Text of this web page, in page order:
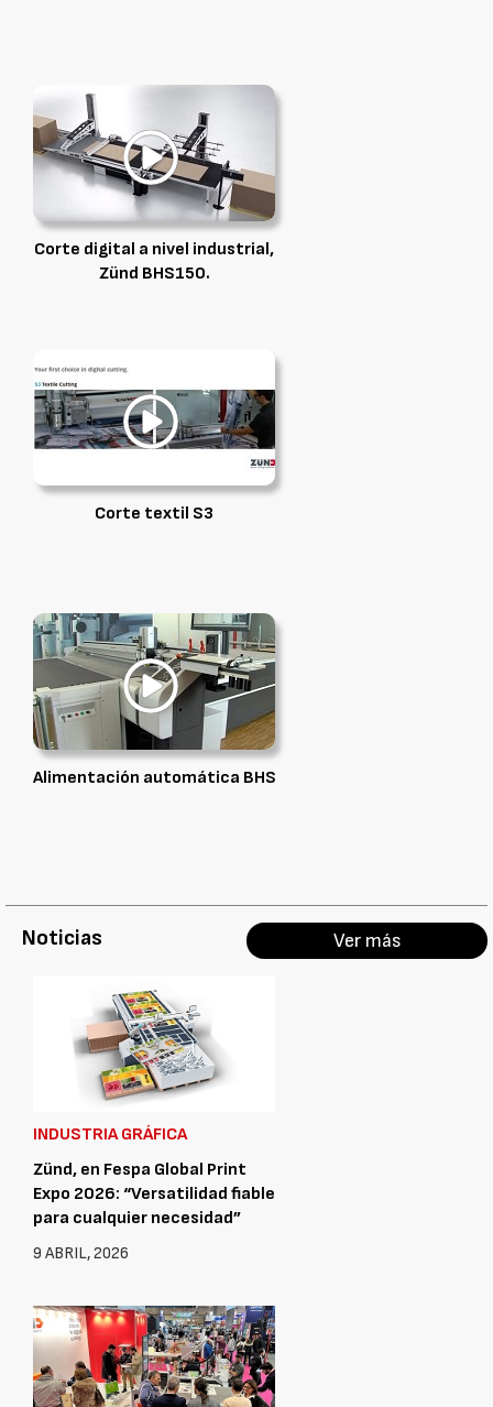
Corte digital a nivel industrial,
Zünd BHS150.
Corte textil S3
Alimentación automática BHS
Noticias Ver más
INDUSTRIA GRÁFICA
Zünd, en Fespa Global Print
Expo 2026: “Versatilidad fiable
para cualquier necesidad”
9 ABRIL, 2026